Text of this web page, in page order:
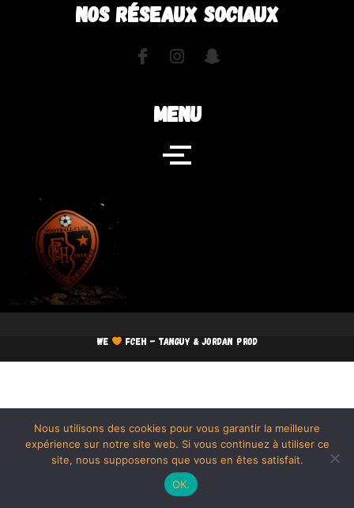
NOS RÉSEAUX SOCIAUX
MENU
We FCEH - TANGUY & JORDAN PROD
Nous utilisons des cookies pour vous garantir la meilleure
expérience sur notre site web. Si vous continuez à utiliser ce
site, nous supposerons que vous en êtes satisfait.
OK.